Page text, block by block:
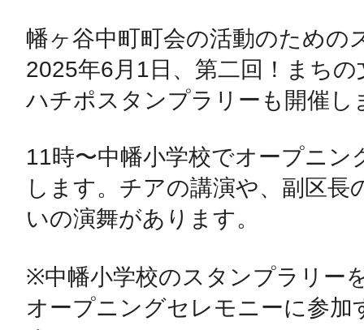
幡ヶ谷中町町会の活動のための
2025年6月1日、第二回！まち
ハチポスタンプラリーも開催し
11時〜中幡小学校でオープニン
します。チアの講演や、副区長
いの演舞があります。
※中幡小学校のスタンプラリー
オープニングセレモニーに参加